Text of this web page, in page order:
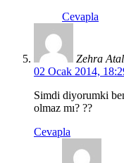
Cevapla
Zehra
02 Ocak 2014,
Simdi diyorumki
olmaz mı? ??
Cevapla